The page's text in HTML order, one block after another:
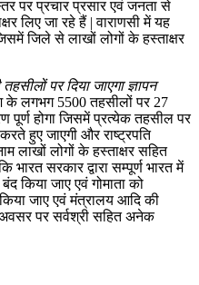
पर प्रचार प्रसार एवं जनता से
लिए जा रहे हैं | वाराणसी में यह
जिले से लाखों लोगों के हस्ताक्षर
पर दिया जाएगा ज्ञापन
के लगभग 5500 तहसीलों पर 27
होगा जिसमें प्रत्येक तहसील पर
हुए जाएगी और राष्ट्रपति
लाखों लोगों के हस्ताक्षर सहित
भारत सरकार द्वारा सम्पूर्ण भारत में
किया जाए एवं गोमाता को
जाए एवं मंत्रालय आदि की
अवसर पर सर्वश्री सहित अनेक